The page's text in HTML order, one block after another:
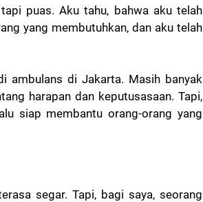
puas. Aku tahu, bahwa aku telah
yang membutuhkan, dan aku telah
ambulans di Jakarta. Masih banyak
harapan dan keputusasaan. Tapi,
siap membantu orang-orang yang
segar. Tapi, bagi saya, seorang